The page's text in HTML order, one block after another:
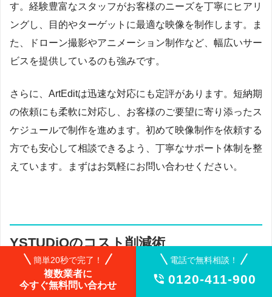
す。経験豊富なスタッフがお客様のニーズを丁寧にヒアリ
ングし、目的やターゲットに最適な映像を制作します。ま
た、ドローン撮影やアニメーション制作など、幅広いサー
ビスを提供しているのも強みです。
さらに、ArtEditは迅速な対応にも定評があります。短納期
の依頼にも柔軟に対応し、お客様のご要望に寄り添ったス
ケジュールで制作を進めます。初めて映像制作を依頼する
方でも安心して相談できるよう、丁寧なサポート体制を整
えています。まずはお気軽にお問い合わせください。
YSTUDiOのコスト削減術
YSTUDiOは、愛知県名古屋市に拠点を置く映像制作会社
簡単20秒で完了！
複数業者に
今すぐ無料問い合わせ
電話で無料相談！
 0120-411-900